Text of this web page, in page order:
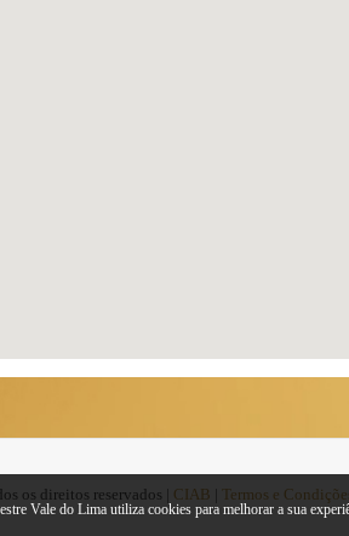
os direitos reservados | CIAB Termos e
Vale do Lima utiliza cookies para melhorar a sua